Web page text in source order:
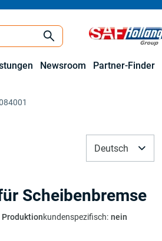
Newsroom Partner-Finder
Scheibenbremse
kundenspezifisch: nein
Deutsch